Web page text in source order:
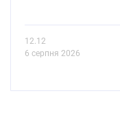
12.12
6 серпня 2026